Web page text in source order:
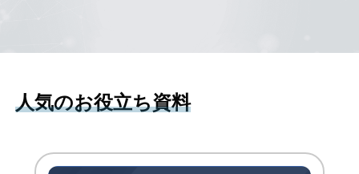
人気のお役立ち資料